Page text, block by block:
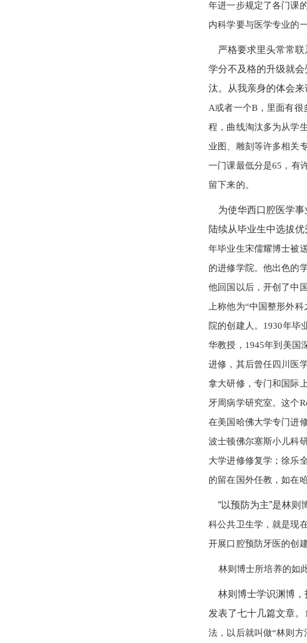
年进一步规定了各门课
内科学要与医学专业的
严格要求里头常常联
学分不及格的升级就
汰。从我亲身的体会
A或者一个B，里面有很
程，曲线淘汰多为从学
业图、雕刻等许多相关
一门课最低分是65，有
留下来的。
为使华西口腔医学事
陆续从毕业生中选拔
年毕业生宋儒耀博士被
的进修学院。他出色的
他回国以后，开创了中
上称他为“中国整形外
院的创建人。1930年毕
华教授，1945年到美国
进修，其后曾任四川医
拿大研修，专门和国际
牙周病学研究室。这个
在美国哈佛大学专门进
波士顿佛尔塞斯小儿科
大学进修修复学；徐乐
的留在国外任教，如在
“以预防为主”是林则
科公共卫生学，就是现
开展口腔预防牙医的创
林则博士所培养的如
林则博士学识渊博，
发表了七十几篇文章。
法，以后就叫做“林则方